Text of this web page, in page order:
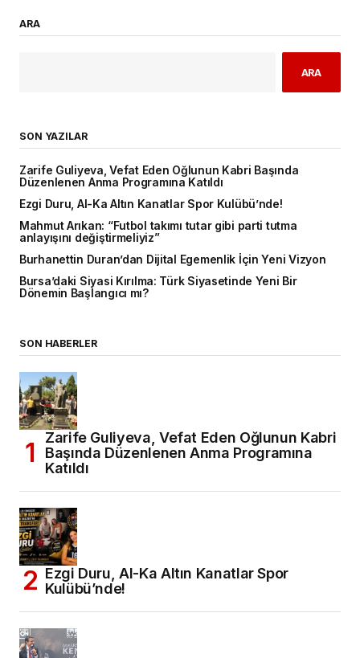
ARA
ARA
SON YAZILAR
Zarife Guliyeva, Vefat Eden Oğlunun Kabri Başında
Düzenlenen Anma Programına Katıldı
Ezgi Duru, Al-Ka Altın Kanatlar Spor Kulübü’nde!
Mahmut Arıkan: “Futbol takımı tutar gibi parti tutma
anlayışını değiştirmeliyiz”
Burhanettin Duran’dan Dijital Egemenlik İçin Yeni Vizyon
Bursa’daki Siyasi Kırılma: Türk Siyasetinde Yeni Bir
Dönemin Başlangıcı mı?
SON HABERLER
Zarife Guliyeva, Vefat Eden Oğlunun Kabri
Başında Düzenlenen Anma Programına
Katıldı
Ezgi Duru, Al-Ka Altın Kanatlar Spor
Kulübü’nde!